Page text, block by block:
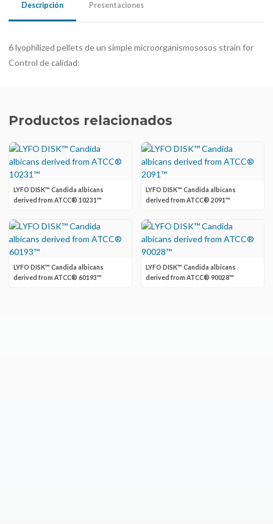
Descripción Presentaciones
6 lyophilized pellets de un simple microorganismososos strain for
Control de calidad:
Productos relacionados
LYFO DISK™ Candida albicans
derived from ATCC® 10231™
LYFO DISK™ Candida albicans
derived from ATCC® 2091™
LYFO DISK™ Candida albicans
derived from ATCC® 60193™
LYFO DISK™ Candida albicans
derived from ATCC® 90028™